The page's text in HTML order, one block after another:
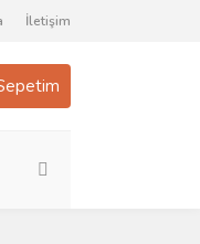
İletişim